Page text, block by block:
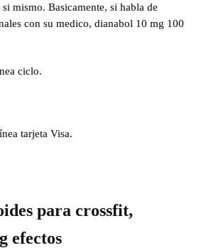
mismo. Basicamente, si habla de
con su medico, dianabol 10 mg 100
ciclo.
tarjeta Visa.
para crossfit,
efectos